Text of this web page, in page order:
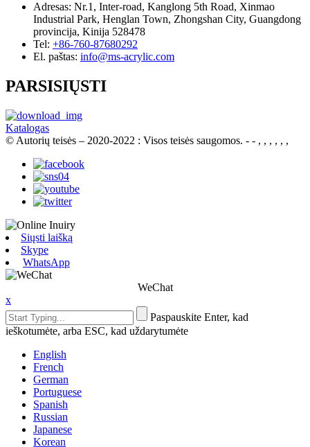
Adresas: Nr.1, Inter-road, Kanglong 5th Road, Xinmao
Industrial Park, Henglan Town, Zhongshan City, Guangdong
provincija, Kinija 528478
Tel: +86-760-87680292
El. paštas: info@ms-acrylic.com
PARSISIŲSTI
Katalogas
© Autorių teisės – 2020-2022 : Visos teisės saugomos. - - , , , , , ,
Siųsti laišką
Skype
WhatsApp
WeChat
x
Paspauskite Enter, kad
ieškotumėte, arba ESC, kad uždarytumėte
English
French
German
Portuguese
Spanish
Russian
Japanese
Korean